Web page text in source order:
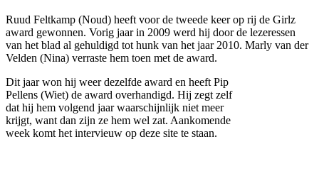
Ruud Feltkamp (Noud) heeft voor de tweede keer op rij de Girlz
award gewonnen. Vorig jaar in 2009 werd hij door de lezeressen
van het blad al gehuldigd tot hunk van het jaar 2010. Marly van der
Velden (Nina) verraste hem toen met de award.
Dit jaar won hij weer dezelfde award en heeft Pip
Pellens (Wiet) de award overhandigd. Hij zegt zelf
dat hij hem volgend jaar waarschijnlijk niet meer
krijgt, want dan zijn ze hem wel zat. Aankomende
week komt het intervieuw op deze site te staan.